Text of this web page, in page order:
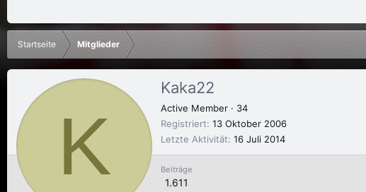
Startseite Mitglieder
K
Kaka22
Active Member · 34
Registriert 13 Oktober 2006
Letzte Aktivität 16 Juli 2014
Beiträge
1.611